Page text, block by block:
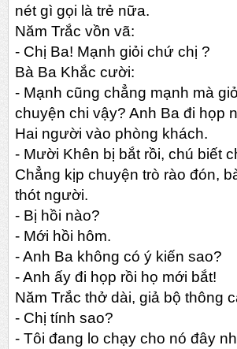
nét gì gọi là trẻ nữa.
Năm Trắc vồn vã:
- Chị Ba! Mạnh giỏi chứ chị ?
Bà Ba Khắc cười:
- Mạnh cũng chẳng mạnh mà
chuyện chi vậy? Anh Ba đi họp
Hai người vào phòng khách.
- Mười Khên bị bắt rồi, chú biết
Chẳng kịp chuyện trò rào đón,
thót người.
- Bị hồi nào?
- Mới hồi hôm.
-Anh Ba không có ý kiến sao?
-Anh ấy đi họp rồi họ mới bắt!
Năm Trắc thở dài, giả bộ thông
- Chị tính sao?
- Tôi đang lo chạy cho nó đây